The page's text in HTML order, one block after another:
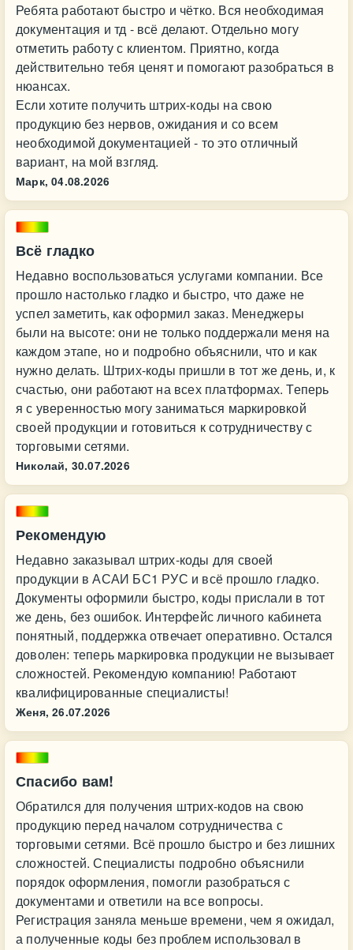
Ребята работают быстро и чётко. Вся необходимая
документация и тд - всё делают. Отдельно могу
отметить работу с клиентом. Приятно, когда
действительно тебя ценят и помогают разобраться в
нюансах.
Если хотите получить штрих-коды на свою
продукцию без нервов, ожидания и со всем
необходимой документацией - то это отличный
вариант, на мой взгляд.
Марк, 04.08.2026
Всё гладко
Недавно воспользоваться услугами компании. Все
прошло настолько гладко и быстро, что даже не
успел заметить, как оформил заказ. Менеджеры
были на высоте: они не только поддержали меня на
каждом этапе, но и подробно объяснили, что и как
нужно делать. Штрих-коды пришли в тот же день, и, к
счастью, они работают на всех платформах. Теперь
я с уверенностью могу заниматься маркировкой
своей продукции и готовиться к сотрудничеству с
торговыми сетями.
Николай, 30.07.2026
Рекомендую
Недавно заказывал штрих‑коды для своей
продукции в АСАИ БС1 РУС и всё прошло гладко.
Документы оформили быстро, коды прислали в тот
же день, без ошибок. Интерфейс личного кабинета
понятный, поддержка отвечает оперативно. Остался
доволен: теперь маркировка продукции не вызывает
сложностей. Рекомендую компанию! Работают
квалифицированные специалисты!
Женя, 26.07.2026
Спасибо вам!
Обратился для получения штрих-кодов на свою
продукцию перед началом сотрудничества с
торговыми сетями. Всё прошло быстро и без лишних
сложностей. Специалисты подробно объяснили
порядок оформления, помогли разобраться с
документами и ответили на все вопросы.
Регистрация заняла меньше времени, чем я ожидал,
а полученные коды без проблем использовал в